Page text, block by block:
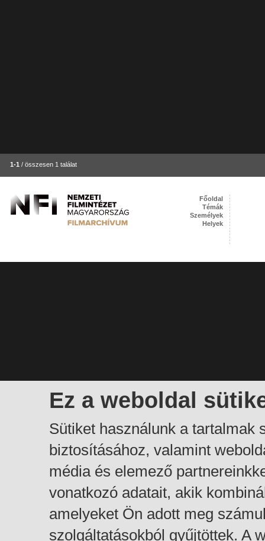
1-1 / összesen 1 találat
Ez a weboldal
Sütiket használunk a tartalmak
biztosításához, valamint
média és elemező
vonatkozó adatait, akik
amelyeket Ön adott meg
szolgáltatásokból gyűjtöttek. A
Főoldal
Témák
Személyek
Helyek